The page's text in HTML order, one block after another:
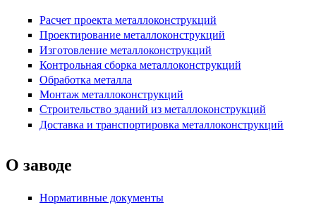
Расчет проекта металлоконструкций
Проектирование металлоконструкций
Изготовление металлоконструкций
Контрольная сборка металлоконструкций
Обработка металла
Монтаж металлоконструкций
Строительство зданий из металлоконструкций
Доставка и транспортировка металлоконструкций
О заводе
Нормативные документы